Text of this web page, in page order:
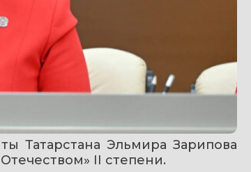
Татарстана Эльмира Зарипова
II степени.